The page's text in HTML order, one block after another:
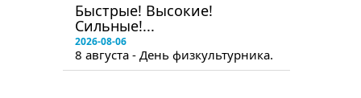
Быстрые! Высокие!
Сильные!...
2026-08-06
8 августа - День физкультурника.